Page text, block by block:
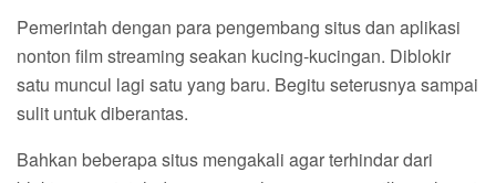
Pemerintah dengan para pengembang situs dan aplikasi
nonton film streaming seakan kucing-kucingan. Diblokir
satu muncul lagi satu yang baru. Begitu seterusnya sampai
sulit untuk diberantas.
Bahkan beberapa situs mengakali agar terhindar dari